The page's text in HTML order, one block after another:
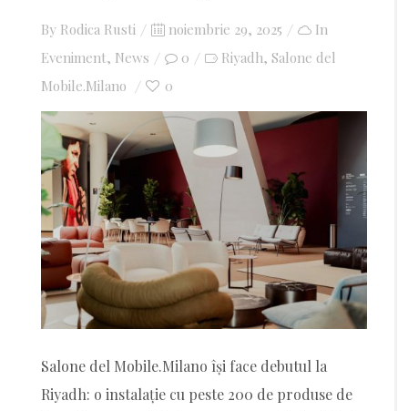
By Rodica Rusti
Posted
on
noiembrie 29, 2025
In
Eveniment, News 0 Riyadh, Salone del
Mobile.Milano
0
Salone del Mobile.Milano își face debutul la
Riyadh: o instalație cu peste 200 de produse de